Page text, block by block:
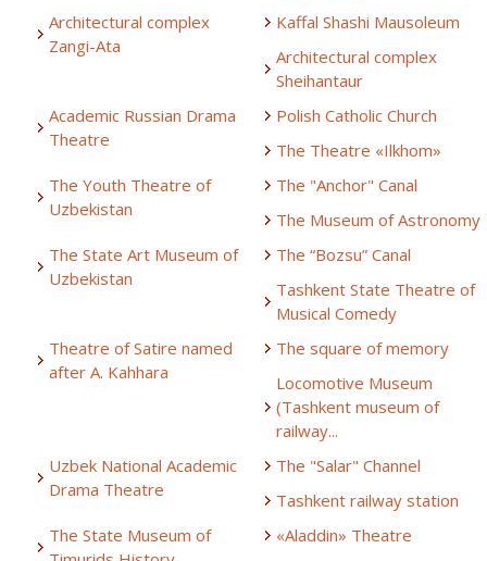
Architectural complex
Zangi-Ata
Kaffal Shashi Mausoleum
Architectural complex
Sheihantaur
Academic Russian Drama
Theatre
Polish Catholic Church
The Theatre «Ilkhom»
The Youth Theatre of
Uzbekistan
The "Anchor" Canal
The Museum of Astronomy
The State Art Museum of
Uzbekistan
The “Bozsu” Canal
Tashkent State Theatre of
Musical Comedy
Theatre of Satire named
after A. Kahhara
The square of memory
Locomotive Museum
(Tashkent museum of
railway...
Uzbek National Academic
Drama Theatre
The "Salar" Channel
Tashkent railway station
The State Museum of
«Aladdin» Theatre